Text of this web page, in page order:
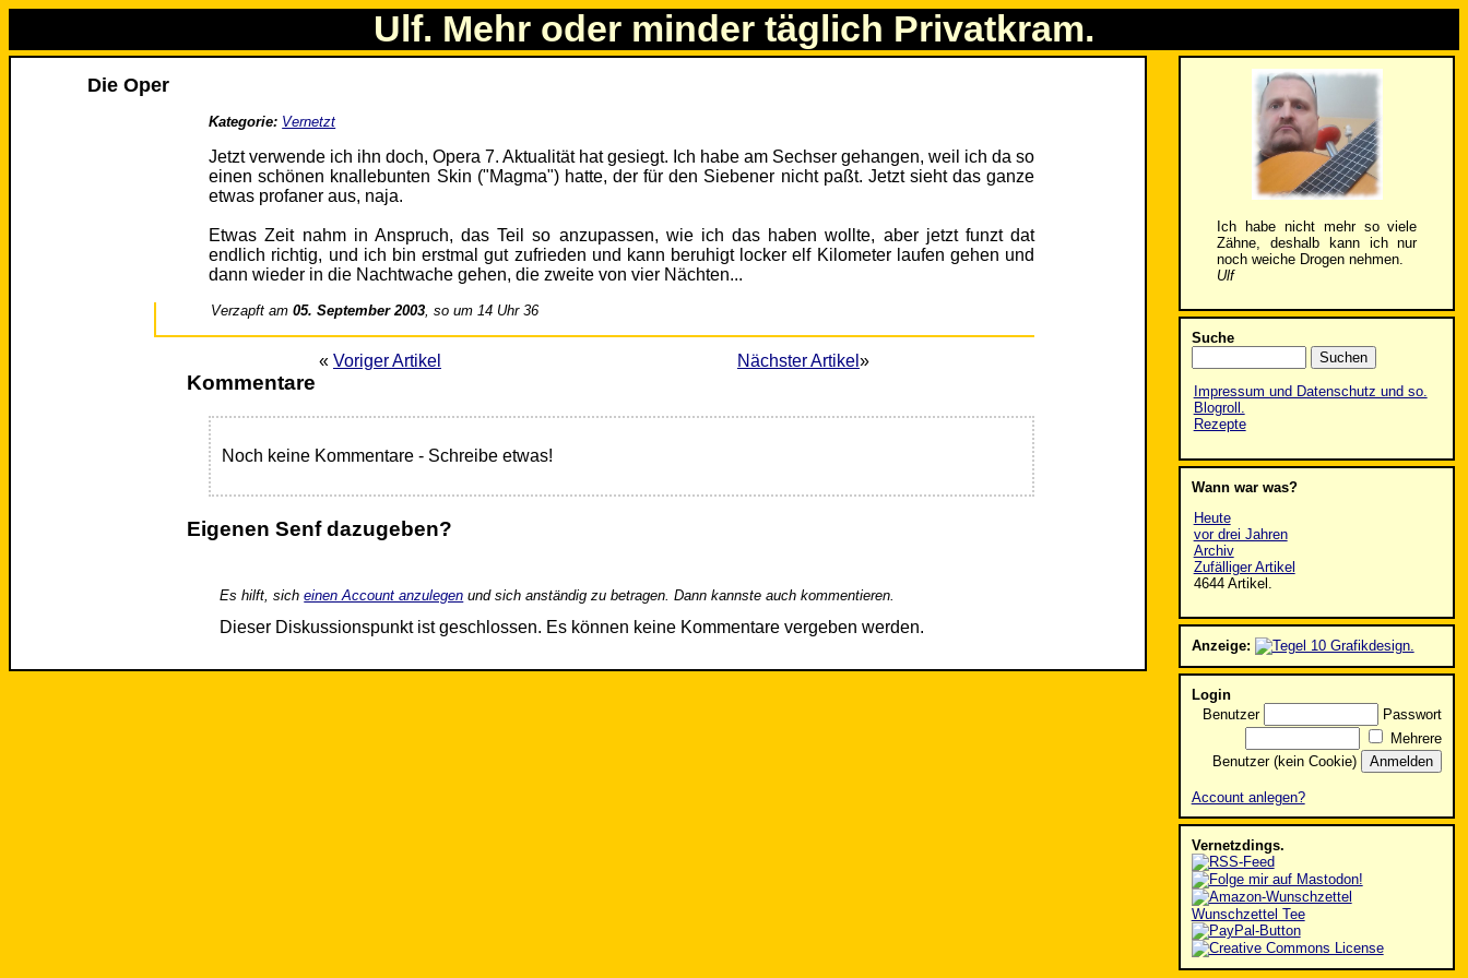
Ulf. Mehr oder minder täglich Privatkram.
Die Oper
Kategorie: Vernetzt
Jetzt verwende ich ihn doch, Opera 7. Aktualität hat gesiegt. Ich habe am Sechser gehangen, weil ich da so
einen schönen knallebunten Skin ("Magma") hatte, der für den Siebener nicht paßt. Jetzt sieht das ganze
etwas profaner aus, naja.
Etwas Zeit nahm in Anspruch, das Teil so anzupassen, wie ich das haben wollte, aber jetzt funzt dat
endlich richtig, und ich bin erstmal gut zufrieden und kann beruhigt locker elf Kilometer laufen gehen und
dann wieder in die Nachtwache gehen, die zweite von vier Nächten...
Verzapft am05. September 2003, so um 14 Uhr 36
« Voriger Artikel Nächster Artikel »
Kommentare
Noch keine Kommentare - Schreibe etwas!
Eigenen Senf dazugeben?
Es hilft, sicheinen Account anzulegen und sich anständig zu betragen. Dann kannste auch kommentieren.
Dieser Diskussionspunkt ist geschlossen. Es können keine Kommentare vergeben werden.
Ich habe nicht mehr so viele
Zähne, deshalb kann ich nur
noch weiche Drogen nehmen.
Ulf
Suche
Impressum und Datenschutz und so.
Blogroll.
Rezepte
Wann war was?
Heute
vor drei Jahren
Archiv
Zufälliger Artikel
4644 Artikel.
Anzeige:
Login
Benutzer
Passwort
Mehrere
Benutzer (kein Cookie)
Account anlegen?
Vernetzdings.
Wunschzettel Tee